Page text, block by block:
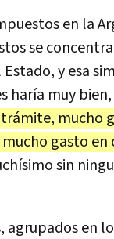
en la
se
y esa
haría muy
mucho
gasto en
sin
agrupados en